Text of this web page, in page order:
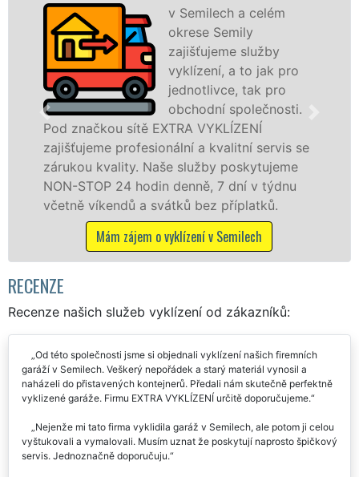
v Semilech a celém
okrese Semily
zajišťujeme služby
vyklízení, a to jak pro
jednotlivce, tak pro
obchodní společnosti.
sítě EXTRA VYKLÍZENÍ
profesionální a kvalitní servis se
Naše služby poskytujeme
24 hodin denně, 7 dní v týdnu
a svátků bez příplatků.
zájem o vyklízení v Semilech
jak
zárukou
STOP bez
RECENZE
Recenze našich služeb vyklízení od zákazníků:
Od této společnosti jsme si objednali vyklízení našich firemních
garáží v Semilech. Veškerý nepořádek a starý materiál vynosil a
naházeli do přistavených kontejnerů. Předali nám skutečně perfektně
vyklizené garáže. Firmu EXTRA VYKLÍZENÍ určitě doporučujeme.
Nejenže mi tato firma vyklidila garáž v Semilech, ale potom ji celou
vyštukovali a vymalovali. Musím uznat že poskytují naprosto špičkový
servis. Jednoznačně doporučuju.